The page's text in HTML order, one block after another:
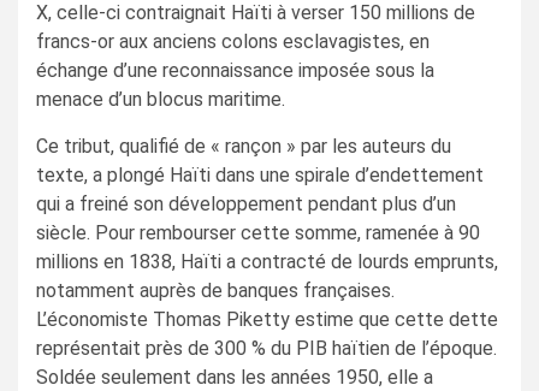
X, celle-ci contraignait Haïti à verser 150 millions de
francs-or aux anciens colons esclavagistes, en
échange d’une reconnaissance imposée sous la
menace d’un blocus maritime.
Ce tribut, qualifié de « rançon » par les auteurs du
texte, a plongé Haïti dans une spirale d’endettement
qui a freiné son développement pendant plus d’un
siècle. Pour rembourser cette somme, ramenée à 90
millions en 1838, Haïti a contracté de lourds emprunts,
notamment auprès de banques françaises.
L’économiste Thomas Piketty estime que cette dette
représentait près de 300 % du PIB haïtien de l’époque.
Soldée seulement dans les années 1950, elle a